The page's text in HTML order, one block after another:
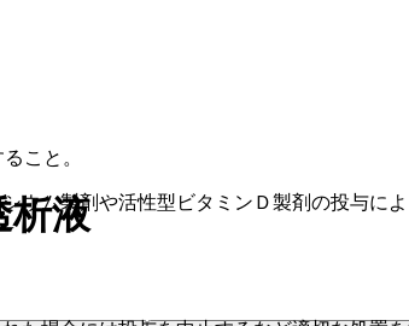
こと。
ム製剤や活性型ビタミンＤ製剤の投与に
析液